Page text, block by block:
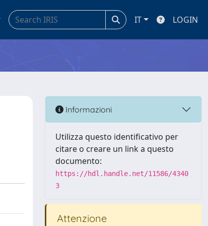
IT LOGIN
Informazioni
Utilizza questo identificativo per
citare o creare un link a questo
documento:
https://hdl.handle.net/11586/4340
3
Attenzione